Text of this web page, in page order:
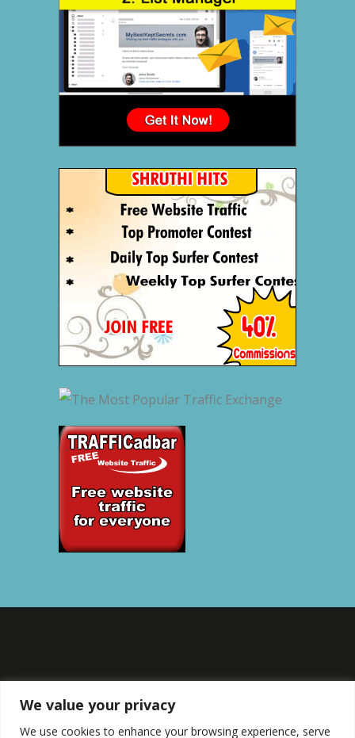
We value your privacy
We use cookies to enhance your browsing experience, serve